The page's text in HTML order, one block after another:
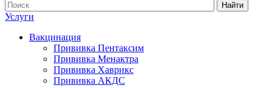
Найти
Услуги
Вакцинация
Прививка Пентаксим
Прививка Менактра
Прививка Хаврикс
Прививка АКДС